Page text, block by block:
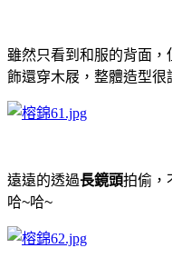
雖然只看到和服的背面
飾還穿木屐，整體造型很
遠遠的透過長鏡頭拍偷，
哈~哈~